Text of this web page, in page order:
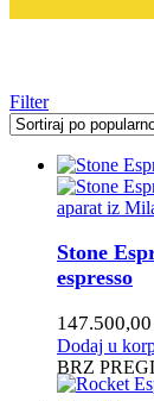
Filter
Stone
espresso
147.500,00
Dodaj u
BRZ